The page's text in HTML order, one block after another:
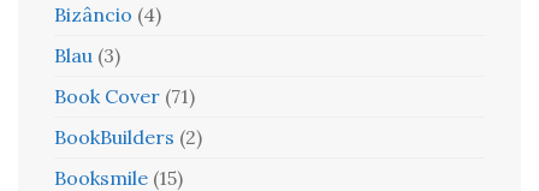
Bizâncio (4)
Blau (3)
Book Cover (71)
BookBuilders (2)
Booksmile (15)